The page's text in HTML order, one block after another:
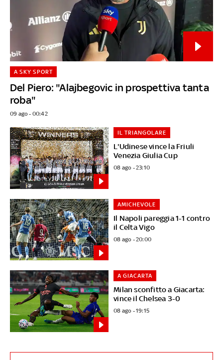
Del Piero: "Alajbegovic in prospettiva tanta
roba"
A SKY SPORT
09 ago - 00:42
L'Udinese vince la Friuli
Venezia Giulia Cup
IL TRIANGOLARE
08 ago - 23:10
Il Napoli pareggia 1-1 contro
il Celta Vigo
AMICHEVOLE
08 ago - 20:00
Milan sconfitto a Giacarta:
vince il Chelsea 3-0
A GIACARTA
08 ago - 19:15